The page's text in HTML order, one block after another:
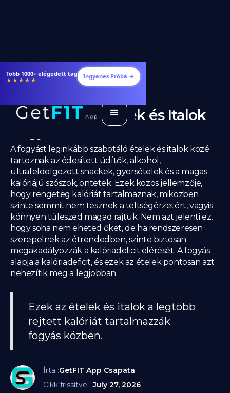
Több 1000+ elégedett tag
★★★★★ Ingyenes Próba →
Legrosszabb Ételek és Italok
A fogyást leginkább szabotáló ételek és italok közé
tartoznak az édesített üdítők, alkohol,
ultrafeldolgozott snackek, gyorsételek és a magas
kalóriájú szószok, öntetek. Ezek közös jellemzője,
hogy rengeteg kalóriát tartalmaznak, miközben
szinte semmit nem tesznek a teltségérzetért, vagyis
könnyen túleszed magad rajtuk. Nem azt jelenti ez,
hogy soha nem eheted őket, de ha rendszeresen
szerepelnek az étrendedben, szinte biztosan
megakadályozzák a kalóriadeficit elérését. A fogyás
alapja a kalóriadeficit, és ezek az ételek pontosan azt
nehezítik meg a legjobban.
Ezek az ételek és italok a legtöbb
rejtett kalóriát tartalmazzák
fogyás közben.
Írta :GetFIT App Csapata
Cikk frissítve :July 27, 2026